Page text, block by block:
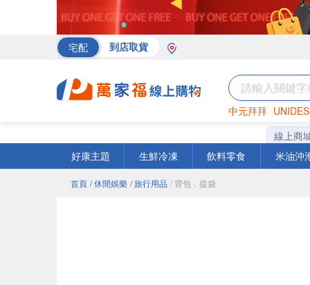
宅配 到店取貨
中元拜拜
巧克力 罐頭
線上商
好康主題
生鮮冷凍 飲料零食 米油沖
首頁 / 休閒娛樂 / 旅行用品 / 背包．提袋